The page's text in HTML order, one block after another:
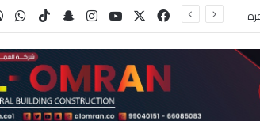
فيسبوك ‫YouTubeانستقرامسناب تشات
‫TikTok